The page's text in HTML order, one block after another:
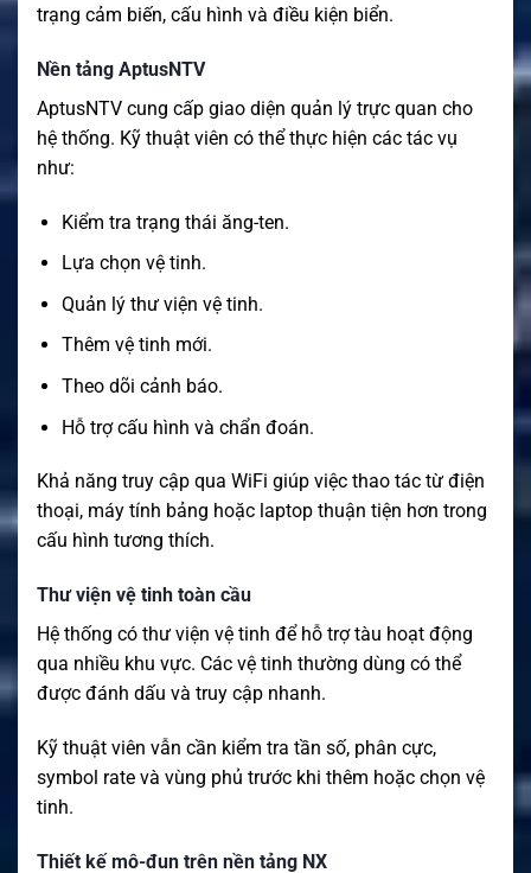
trạng cảm biến, cấu hình và điều kiện biển.
Nền tảng AptusNTV
AptusNTV cung cấp giao diện quản lý trực quan cho
hệ thống. Kỹ thuật viên có thể thực hiện các tác vụ
như:
Kiểm tra trạng thái ăng-ten.
Lựa chọn vệ tinh.
Quản lý thư viện vệ tinh.
Thêm vệ tinh mới.
Theo dõi cảnh báo.
Hỗ trợ cấu hình và chẩn đoán.
Khả năng truy cập qua WiFi giúp việc thao tác từ điện
thoại, máy tính bảng hoặc laptop thuận tiện hơn trong
cấu hình tương thích.
Thư viện vệ tinh toàn cầu
Hệ thống có thư viện vệ tinh để hỗ trợ tàu hoạt động
qua nhiều khu vực. Các vệ tinh thường dùng có thể
được đánh dấu và truy cập nhanh.
Kỹ thuật viên vẫn cần kiểm tra tần số, phân cực,
symbol rate và vùng phủ trước khi thêm hoặc chọn vệ
tinh.
Thiết kế mô-đun trên nền tảng NX